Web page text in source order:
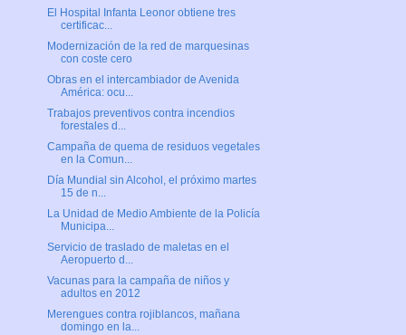
El Hospital Infanta Leonor obtiene tres
certificac...
Modernización de la red de marquesinas
con coste cero
Obras en el intercambiador de Avenida
América: ocu...
Trabajos preventivos contra incendios
forestales d...
Campaña de quema de residuos vegetales
en la Comun...
Día Mundial sin Alcohol, el próximo martes
15 de n...
La Unidad de Medio Ambiente de la Policía
Municipa...
Servicio de traslado de maletas en el
Aeropuerto d...
Vacunas para la campaña de niños y
adultos en 2012
Merengues contra rojiblancos, mañana
domingo en la...